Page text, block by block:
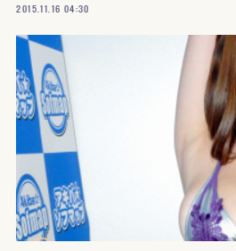
2015.11.16 04:30